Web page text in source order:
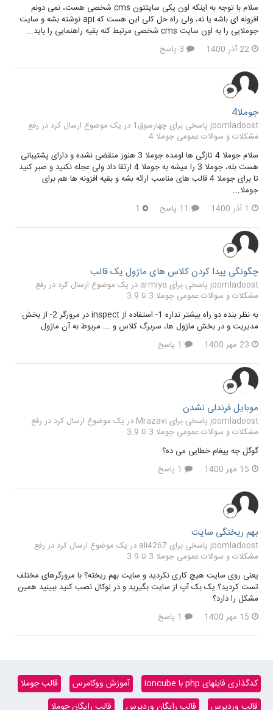
سلام با توجه به اینکه اون یکی سایتتون cms شخصی هست، نمی دونم
افزونه ای باشه یا نه، ولی راه حل کلی این هست که api نوشته بشه و سایت
جوملایی را به اون سایت cms شخصی مرتبط کنه بقیه راهنمایی را باید...
22 آذر 1400
جوملا4
joomladoost پاسخی برای چهارسوق1 در یک موضوع ارسال کرد در
رفع
مشکلات و سوالات عمومی جوملا 4
سلام جوملا 4 تازگی ها اومده جوملا 3 هنوز منقضی نشده و دارای پشتیبانی
هست بله، جوملا 3 را میشه به جوملا 4 ارتقا داد ولی عجله نکنید و صبر کنید
تا برای جوملا 4 قالب های مناسب ارائه بشه و بقیه افزونه ها هم برای
جوملا...
1 آذر 1400
چگونگی پیدا کردن کلاس های ماژول یک قالب
joomladoost پاسخی برای armiya در یک موضوع ارسال کرد در
رفع
مشکلات و سوالات عمومی جوملا 3 تا 3.9
به نظر بنده دو راه بیشتر نداره 1- استفاده از inspect در مرورگر 2- از بخش
مدیریت و در بخش ماژول ها، سربرگ کلاس و ... مربوط به آن ماژول
23 مهر 1400
موبایل فرندلی نشدن
joomladoost پاسخی برای Mrazavi در یک موضوع ارسال کرد در
رفع
مشکلات و سوالات عمومی جوملا 3 تا 3.9
گوگل چه پیغام خطایی می ده؟
15 مهر 1400
بهم ریختگی سایت
joomladoost پاسخی برای ali4267 در یک موضوع ارسال کرد در
رفع
مشکلات و سوالات عمومی جوملا 3 تا 3.9
یعنی روی سایت هیچ کاری نکردید و سایت بهم ریخته؟ با مرورگرهای مختلف
تست کردید؟ یک بک آپ از سایت بگیرید و در لوکال نصب کنید ببینید همین
مشکل را دارد؟
15 مهر 1400
کدگذاری فایلهای php با ioncube آموزش ووکامرس
قالب جوملا
قالب وردپرس
قالب رایگان وردپرس قالب رایگان جوملا